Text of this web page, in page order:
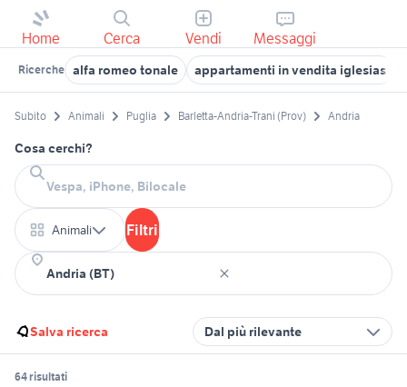
Home Cerca Vendi Messaggi
Ricerche alfa romeo tonale appartamenti in vendita iglesias
Subito Animali Puglia Barletta-Andria-Trani (Prov) Andria
Cosa cerchi?
Animali Filtri
Salva ricerca Dal più rilevante
64 risultati